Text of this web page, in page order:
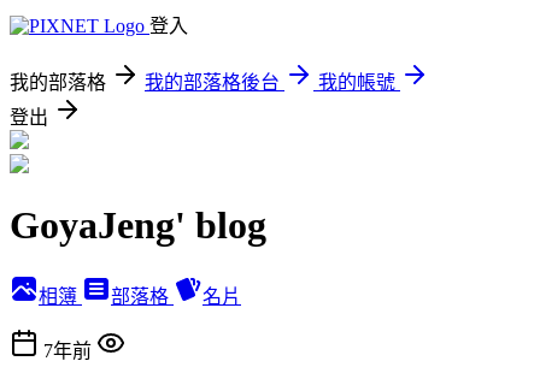
登入
我的部落格 我的部落格後台
我的帳號
登出
GoyaJeng' blog
相簿 部落格 名片
7年前